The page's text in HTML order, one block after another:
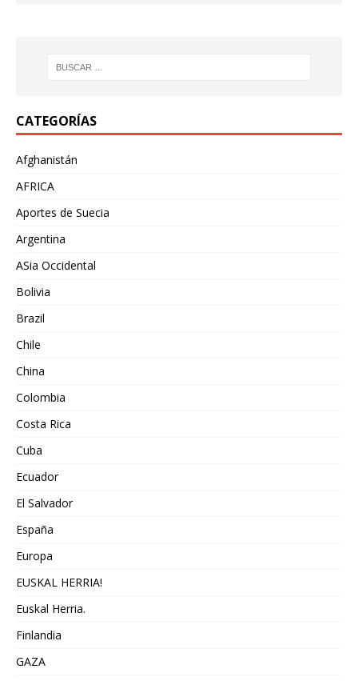
CATEGORÍAS
Afghanistán
AFRICA
Aportes de Suecia
Argentina
ASia Occidental
Bolivia
Brazil
Chile
China
Colombia
Costa Rica
Cuba
Ecuador
El Salvador
España
Europa
EUSKAL HERRIA!
Euskal Herria.
Finlandia
GAZA